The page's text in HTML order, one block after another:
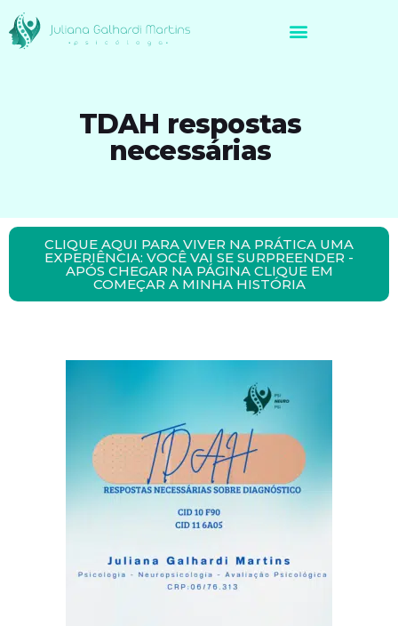
TDAH respostas
necessárias
CLIQUE AQUI PARA VIVER NA PRÁTICA UMA
EXPERIÊNCIA: VOCÊ VAI SE SURPREENDER -
APÓS CHEGAR NA PÁGINA CLIQUE EM
COMEÇAR A MINHA HISTÓRIA